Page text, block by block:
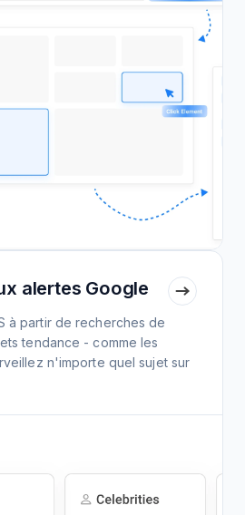
alertes Google
à partir de recherches de
tendance - comme les
n'importe quel sujet sur